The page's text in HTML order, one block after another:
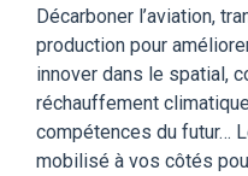
Décarboner l’aviation,
production pour
innover dans le spatial,
réchauffement
compétences du futur…
mobilisé à vos côtés